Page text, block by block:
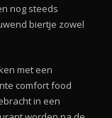
nog steeds
biertje zowel
met een
comfort food
in een